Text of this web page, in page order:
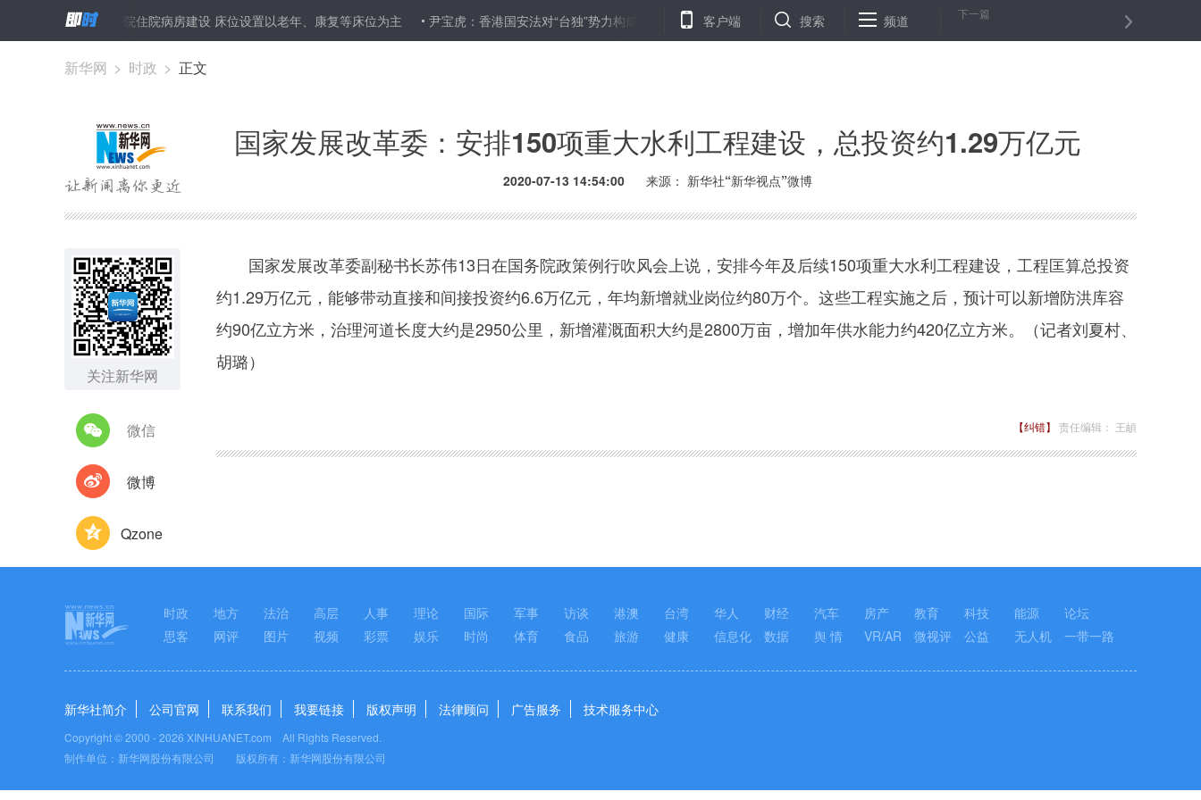
健委：加强社区医院住院病房建设 床位设置以老年、康复等床位为主 尹宝虎：香港国安法对“台独”势力构成有力震慑 英籍学者艾历·切希：我得马上行动，运用我的专业所长为大家出一些防疫主意
客户端 搜索 频道 下一篇
新华网 > 时政 > 正文
国家发展改革委：安排150项重大水利工程建设，总投资约1.29万亿元
2020-07-13 14:54:00 来源： 新华社“新华视点”微博
关注新华网
微信
微博
Qzone
国家发展改革委副秘书长苏伟13日在国务院政策例行吹风会上说，安排今年及后续150项重大水利工程建设，工程匡算总投资
约1.29万亿元，能够带动直接和间接投资约6.6万亿元，年均新增就业岗位约80万个。这些工程实施之后，预计可以新增防洪库容
约90亿立方米，治理河道长度大约是2950公里，新增灌溉面积大约是2800万亩，增加年供水能力约420亿立方米。（记者刘夏村、
胡璐）
【纠错】 责任编辑： 王頔
时政 地方 法治 高层 人事 理论 国际 军事 访谈 港澳 台湾 华人 财经 汽车 房产 教育 科技 能源
论坛
思客
网评 图片 视频 彩票 娱乐 时尚 体育 食品 旅游 健康 信息化 数据 舆 情 VR/AR 微视评 公益 无人机 一带一路
新华社简介 公司官网 联系我们 我要链接 版权声明 法律顾问 广告服务 技术服务中心
Copyright © 2000 -2026 XINHUANET.com All Rights Reserved.
制作单位：新华网股份有限公司 版权所有：新华网股份有限公司